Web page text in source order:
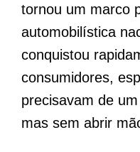
tornou um marco
automobilística
conquistou
consumidores,
precisavam de
mas sem abrir